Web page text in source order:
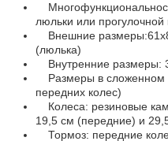
люльки или прогулочной
Внешние
(люлька)
Внутренние размеры:
Размеры в сложенном
передних колес)
Колеса: резиновые
19,5 см (передние) и
Тормоз: передние